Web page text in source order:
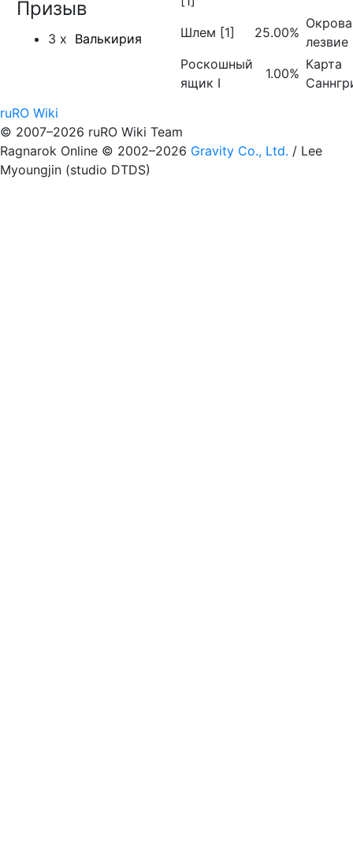
Призыв
3 x Валькирия Шлем [1] 25.00%
лезвие
Роскошный
ящик I
1.00%
Карта
ruRO Wiki
© 2007–2026 ruRO Wiki Team
Ragnarok Online © 2002–2026 Gravity Co., Ltd. / Lee
Myoungjin (studio DTDS)